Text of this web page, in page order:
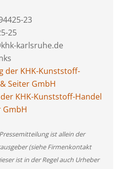
23
25
karlsruhe.de
der KHK-Kunststoff-
Seiter GmbH
KHK-Kunststoff-Handel
GmbH
ist allein der
(siehe Firmenkontakt
ist in der Regel auch Urheber